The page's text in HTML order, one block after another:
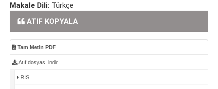
Makale Dili: Türkçe
ATIF KOPYALA
Tam Metin PDF
Atıf dosyası indir
RIS